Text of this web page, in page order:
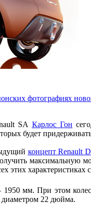
фотографиях
SA Карлос Гон
будет
концепт Renault
этих характеристиках
мм. При этом
диаметром 22 дюйма.